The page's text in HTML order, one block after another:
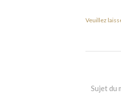
Veuillez
Sujet du